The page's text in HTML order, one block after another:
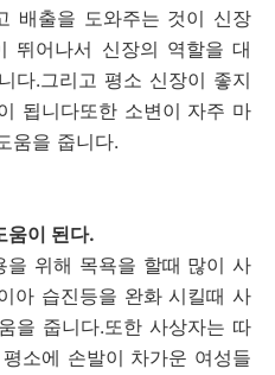
배출을 도와주는 것이 신장
뛰어나서 신장의 역할을 대
다.그리고 평소 신장이 좋지
됩니다또한 소변이 자주 마
움을 줍니다.
움이 된다.
을 위해 목욕을 할때 많이 사
아 습진등을 완화 시킬때 사
을 줍니다.또한 사상자는 따
소에 손발이 차가운 여성들